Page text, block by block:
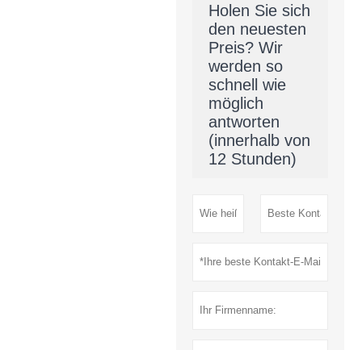
Holen Sie sich
den neuesten
Preis? Wir
werden so
schnell wie
möglich
antworten
(innerhalb von
12 Stunden)